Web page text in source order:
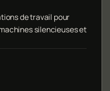
de travail pour
silencieuses et